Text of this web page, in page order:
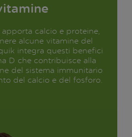
calcio e proteine,
alcune vitamine del
integra questi benefici
D che contribuisce alla
del sistema immunitario
del calcio e del fosforo.